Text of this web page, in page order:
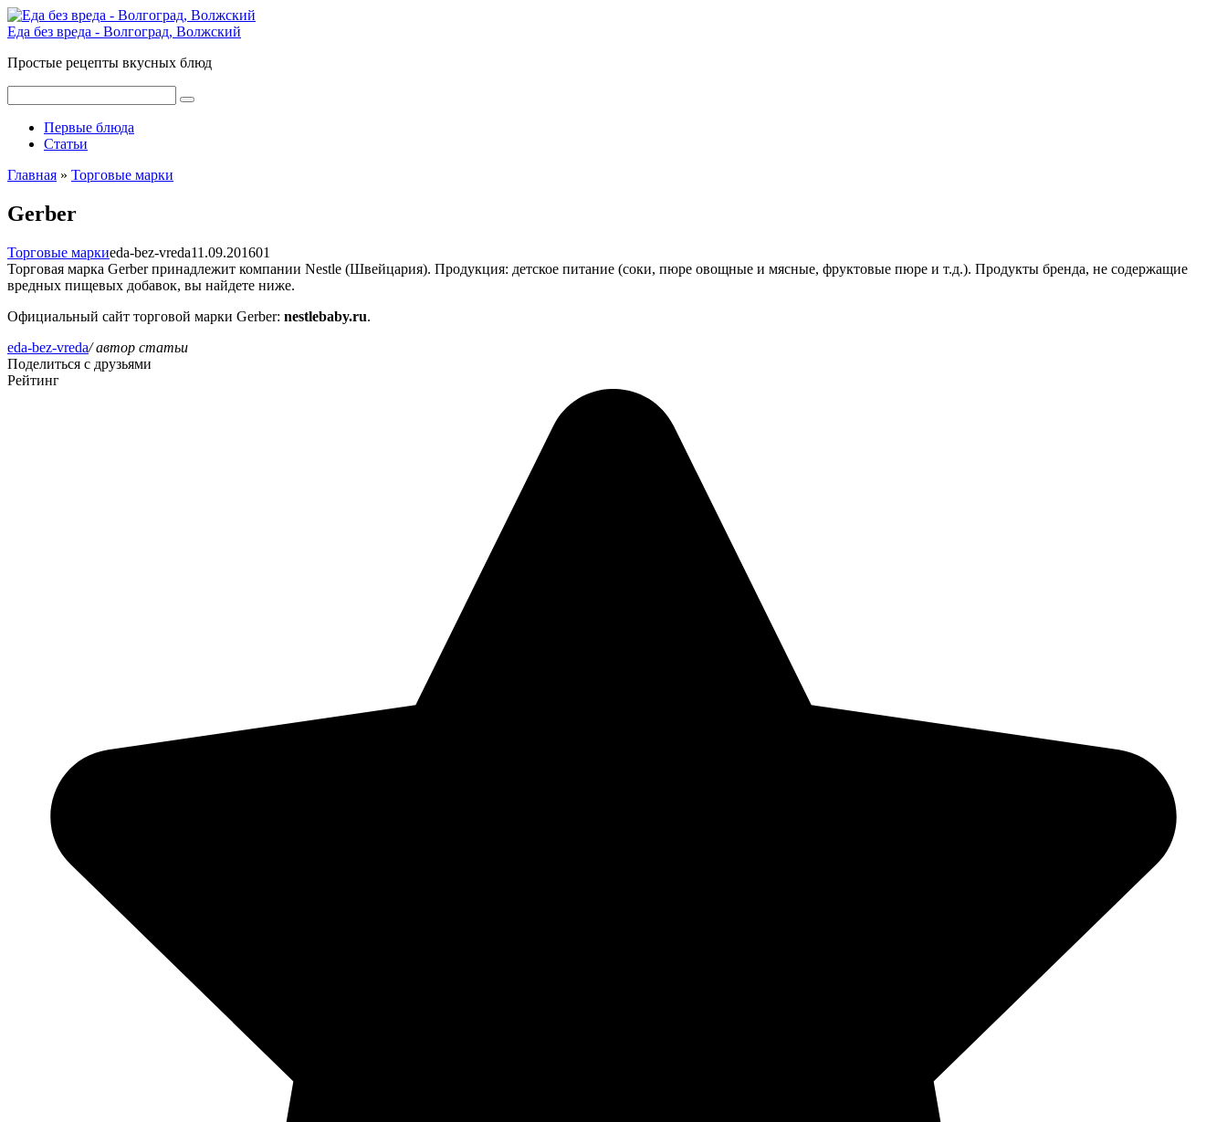
Перейти
к
Еда без вреда - Волгоград, Волжский
Простые рецепты вкусных блюд
Первые блюда
Статьи
Главная » Торговые марки
Gerber
Торговые маркиeda-bez-vreda11.09.201601
Торговая марка Gerber принадлежит компании Nestle (Швейцария). Продукция: детское питание (соки, пюре овощные и мясные, фруктовые пюре и т.д.). Продукты бренда, не содержащие
вредных пищевых добавок, вы найдете ниже.
Официальный сайт торговой марки Gerber: nestlebaby.ru.
eda-bez-vreda/ автор статьи
Поделиться с друзьями
Рейтинг